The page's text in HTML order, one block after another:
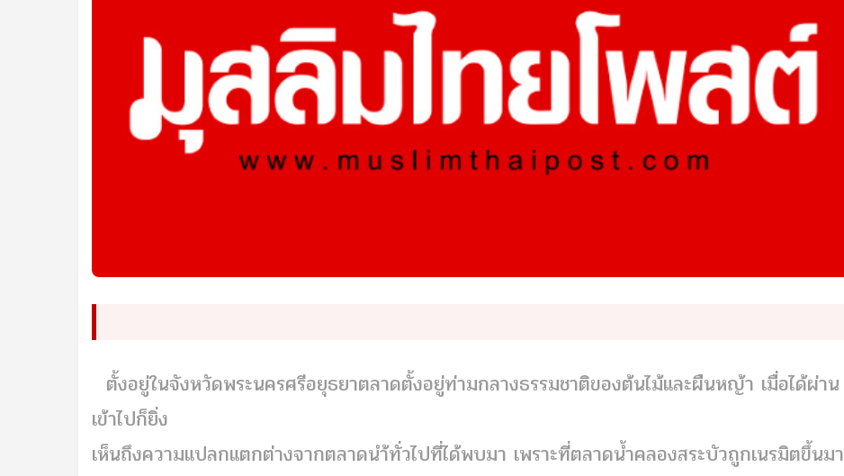
ตั้งอยู่ในจังหวัดพระนครศรีอยุธยาตลาดตั้งอยู่ท่ามกลางธรรมชาติของต้นไม้และผืนหญ้า เมื่อได้ผ่าน
เข้าไปก็ยิ่ง
เห็นถึงความแปลกแตกต่างจากตลาดนำ้ทั่วไปที่ได้พบมา เพราะที่ตลาดน้ำคลองสระบัวถูกเนรมิตขึ้นมา